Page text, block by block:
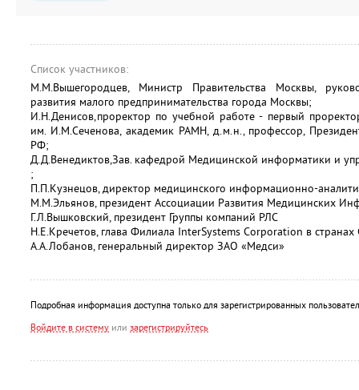
Список участников:
М.М.Вышегородцев, Министр Правительства Москвы,
развития малого предпринимательства города Москвы;
И.Н.Денисов,проректор по учебной работе - первый
им. И.М.Сеченова, академик РАМН, д.м.н., профессор,
РФ;
Д.Д.Венедиктов,Зав. кафедрой Медицинской информатики и
;
П.П.Кузнецов, директор медицинского информационно-
М.М.Эльянов, президент Ассоциации Развития Медицинских
Г.Л.Вышковский, президент Группы компаний РЛС
Н.Е.Кречетов, глава Филиала InterSystems Corporation в странах
А.А.Лобанов, генеральный директор ЗАО «Медси»
Подробная информация доступна только для зарегистрированных
Войдите в систему или зарегистрируйтесь